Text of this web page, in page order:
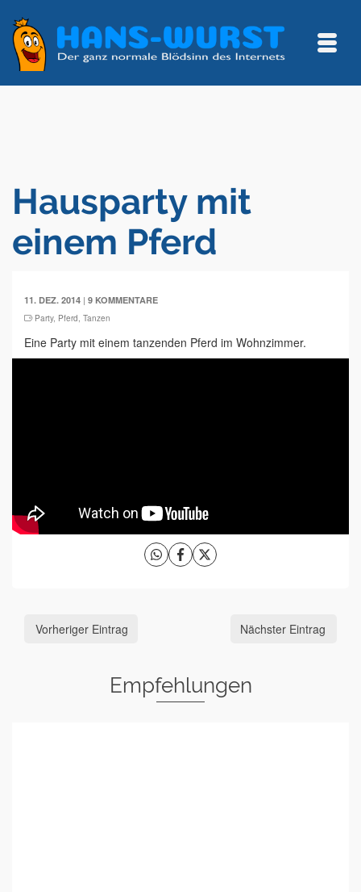
Hausparty mit
einem Pferd
11. DEZ. 2014 | 9 KOMMENTARE
Party, Pferd, Tanzen
Eine Party mit einem tanzenden Pferd im Wohnzimmer.
Vorheriger Eintrag Nächster Eintrag
Empfehlungen